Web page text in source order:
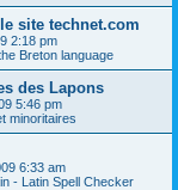
site technet.com
2:18 pm
Breton language
des Lapons
5:46 pm
minoritaires
6:33 am
- Latin Spell Checker